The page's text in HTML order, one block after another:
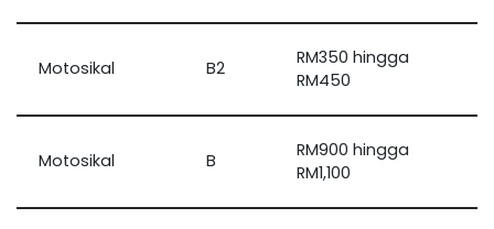
Motosikal B2
RM350 hingga
RM450
Motosikal B
RM900 hingga
RM1,100